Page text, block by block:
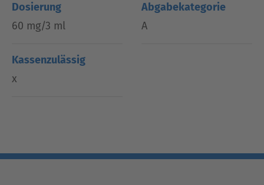
Dosierung
60 mg/3 ml
Abgabekategorie
A
Kassenzulässig
x